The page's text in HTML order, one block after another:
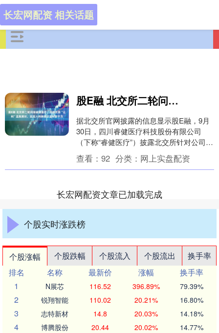
长宏网配资 相关话题
股E融 北交所二轮问询睿健医疗：关联交易“让利”且账期长，实控人向销售总监转款千万
据北交所官网披露的信息显示股E融，9月
30日，四川睿健医疗科技股份有限公司
（下称“睿健医疗”）披露北交所针对公司
IPO的第二轮审核问询函。 此外，睿健医
疗因财务....
查看： 92 分类： 网上实盘配资
长宏网配资文章已加载完成
个股实时涨跌榜
个股涨幅 个股跌幅 个股流入 个股流出
换手率
排名
名称 最新价 涨幅
换手率
1
N展芯 116.52 396.89% 79.39%
2 锐翔智能 110.02 20.21% 16.80%
3 志特新材 14.8 20.03% 14.18%
4 博腾股份 20.44 20.02% 14.77%